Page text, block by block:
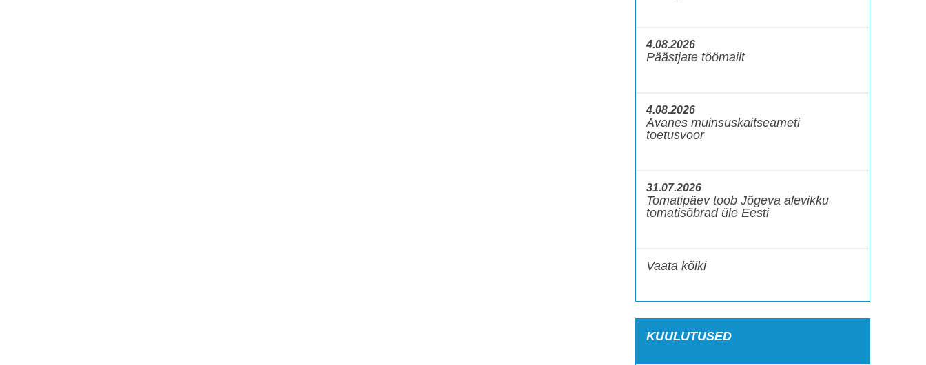
4.08.2026
Päästjate töömailt
4.08.2026
Avanes muinsuskaitseameti
toetusvoor
31.07.2026
Tomatipäev toob Jõgeva alevikku
tomatisõbrad üle Eesti
Vaata kõiki
KUULUTUSED